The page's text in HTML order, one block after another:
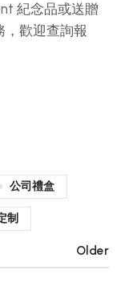
紀念品或送贈
歡迎查詢報
公司禮盒
制
Older